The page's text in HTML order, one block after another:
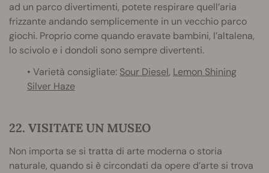
ad un parco divertimenti, potete respirare quell’aria
frizzante andando semplicemente in un vecchio parco
giochi. Proprio come quando eravate bambini, l’altalena,
lo scivolo e i dondoli sono sempre divertenti.
• Varietà consigliate: Sour Diesel, Lemon Shining
Silver Haze
22. VISITATE UN MUSEO
Non importa se si tratta di arte moderna o storia
naturale, quando si è circondati da opere d’arte si trova